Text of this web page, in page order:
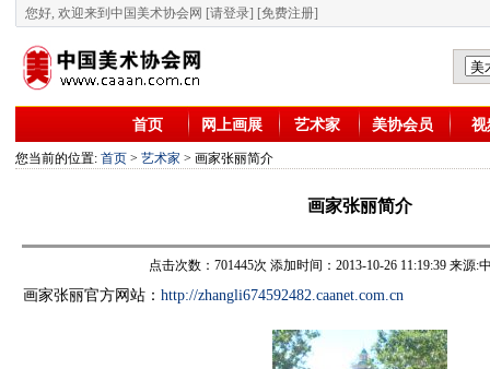
您好, 欢迎来到中国美术协会网 [请登录] [免费注册]
首页 网上画展 艺术家 美协会员 视
您当前的位置: 首页 > 艺术家 > 画家张丽简介
画家张丽简介
点击次数：701445次 添加时间：2013-10-26 11:19:39 来源:
画家张丽官方网站： http://zhangli674592482.caanet.com.cn